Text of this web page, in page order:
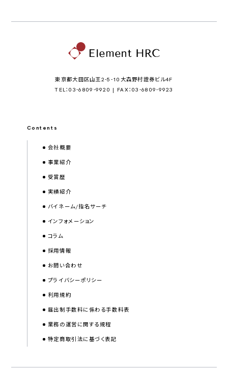
東京都大田区山王2-5-10大森野村證券ビル4F
TEL：03-6809-9920 | FAX：03-6809-9923
Contents
会社概要
事業紹介
受賞歴
実績紹介
バイネーム/指名サーチ
インフォメーション
コラム
採用情報
お問い合わせ
プライバシーポリシー
利用規約
届出制手数料に係わる手数料表
業務の運営に関する規程
特定商取引法に基づく表記